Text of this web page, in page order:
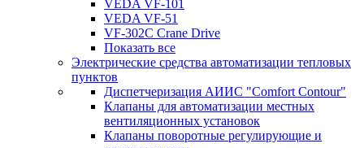
VEDA VF-101
VEDA VF-51
VF-302C Crane Drive
Показать все
Электрические средства автоматизации тепловых
пунктов
Диспетчеризация АИИС "Comfort Contour"
Клапаны для автоматизации местных
вентиляционных установок
Клапаны поворотные регулирующие и